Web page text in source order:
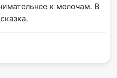
к мелочам. В